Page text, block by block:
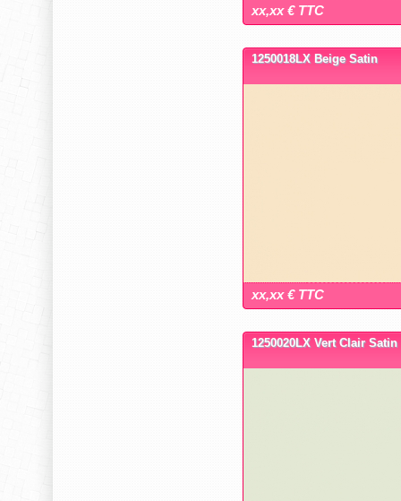
xx,xx € TTC
1250018LX Beige Satin
xx,xx € TTC
1250020LX Vert Clair Satin